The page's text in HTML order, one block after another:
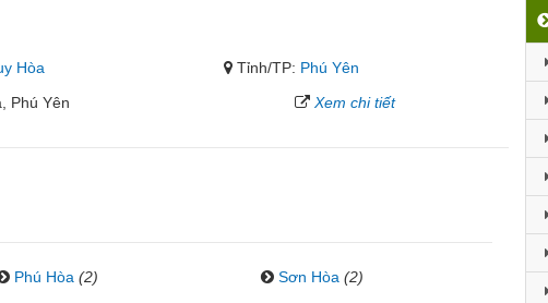
Hòa Tỉnh/TP: Phú Yên
Phú Yên
Xem chi tiết
Phú Hòa (2) Sơn Hòa (2)